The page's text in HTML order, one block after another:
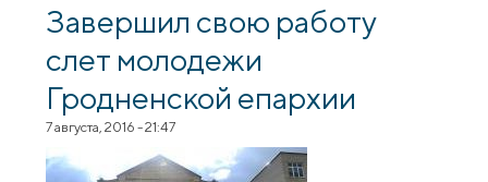
Завершил свою работу
слет молодежи
Гродненской епархии
7 августа, 2016 - 21:47